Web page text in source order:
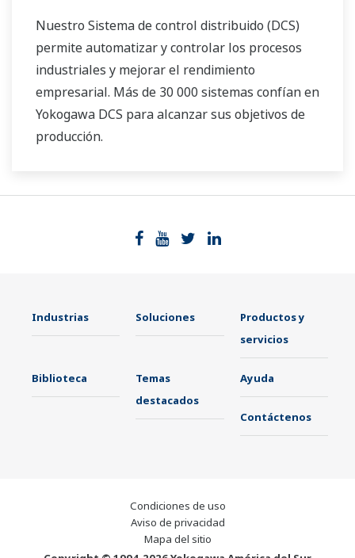
Nuestro Sistema de control distribuido (DCS)
permite automatizar y controlar los procesos
industriales y mejorar el rendimiento
empresarial. Más de 30 000 sistemas confían en
Yokogawa DCS para alcanzar sus objetivos de
producción.
Industrias Soluciones
Productos y
servicios
Biblioteca
Temas
destacados
Ayuda
Contáctenos
Condiciones de uso
Aviso de privacidad
Mapa del sitio